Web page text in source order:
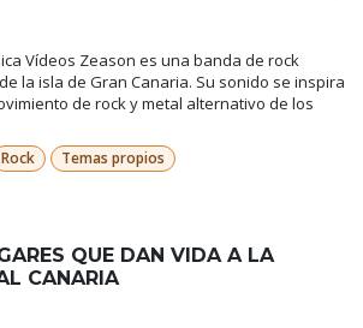
Vídeos Zeason es una banda de rock
la isla de Gran Canaria. Su sonido se inspira
de rock y metal alternativo de los
Rock Temas propios
QUE DAN VIDA A LA
CANARIA